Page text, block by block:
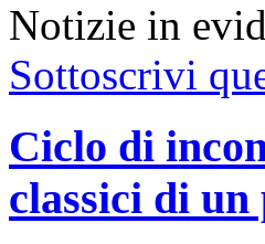
Notizie in
Sottoscrivi
Ciclo di
classici di